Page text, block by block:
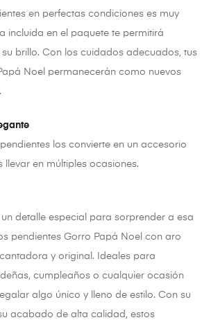
en perfectas condiciones es muy
incluida en el paquete te permitirá
su brillo. Con los cuidados adecuados, tus
Noel permanecerán como nuevos
los convierte en un accesorio
llevar en múltiples ocasiones.
detalle especial para sorprender a esa
pendientes Gorro Papá Noel con aro
y original. Ideales para
cumpleaños o cualquier ocasión
algo único y lleno de estilo. Con su
acabado de alta calidad, estos